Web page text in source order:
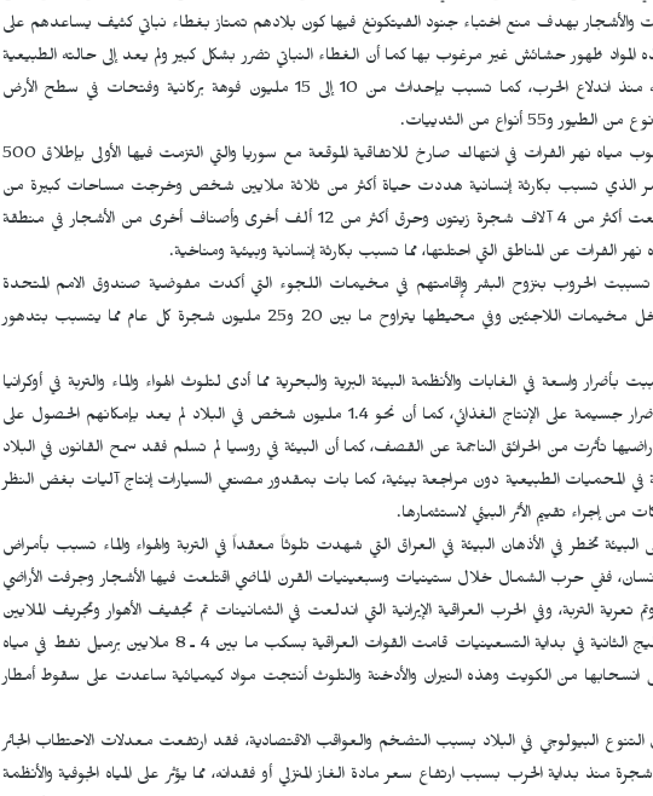
والأشجار بهدف منع اختباء جنود الفيتكونغ فيها كون بلادهم تمتاز بغطاء نباتي كثيف يساعدهم على
المواد ظهور حشائش غير مرغوب بها كما أن الغطاء النباتي تضرر بشكل كبير ولم يعد إلى حالته الطبيعية
على الرغم من مرور وقت لا بأس به منذ اندلاع الحرب، كما تسبب بإحداث من 10 إلى 15 مليون فوهة بركانية وفتحات في سطح الأرض
كما قامت تركيا بخفض معدل منسوب مياه نهر الفرات في انتهاك صارخ للاتفاقية الموقعة مع سوريا والتي التزمت فيها الأولى بإطلاق 500
الذي تسبب بكارثة إنسانية هددت حياة أكثر من ثلاثة ملايين شخص وخرجت مساحات كبيرة من
الأراضي الزراعية عن الخدمة، كما قطعت أكثر من 4 آلاف شجرة زيتون وحرق أكثر من 12 ألف أخرى وأصناف أخرى من الأشجار في منطقة
الفرات عن المناطق التي احتلتها، مما تسبب بكارثة إنسانية وبيئية ومناخية.
تسببت الحروب بنزوح البشر وإقامتهم في مخيمات اللجوء التي أكدت مفوضية صندوق الامم المتحدة
للبيئة أن عدد الأشجار المقطوعة داخل مخيمات اللاجئين وفي محيطها يتراوح ما بين 20 و25 مليون شجرة كل عام مما يتسبب بتدهور
بأضرار واسعة في الغابات والأنظمة البيئة البرية والبحرية مما أدى لتلوث الهواء والماء والتربة في أوكرانيا
بالمواد السامة هذا التلوث تسبب بأضرار جسيمة على الإنتاج الغذائي، كما أن نحو 1.4 مليون شخص في البلاد لم يعد بإمكانهم الحصول على
للشرب وأن 30% من أراضيها تأثرت من الحرائق الناجمة عن القصف، كما أن البيئة في روسيا لم تسلم فقد سمح القانون في البلاد
في المحميات الطبيعية دون مراجعة بيئية، كما بات بمقدور مصنعي السيارات إنتاج آليات بغض النظر
من إجراء تقييم الأثر البيئي لاستثمارها.
تخطر في الأذهان البيئة في العراق التي شهدت تلوثاً معقداً في التربة والهواء والماء تسبب بأمراض
ففي حرب الشمال خلال ستينيات وسبعينيات القرن الماضي اقتلعت فيها الأشجار وجرفت الأراضي
تعرية التربة، وفي الحرب العراقية الإيرانية التي اندلعت في الثمانينات تم تجفيف الأهوار وتجريف الملايين
من أشجار النخيل، أما في حرب الخليج الثانية في بداية التسعينيات قامت القوات العراقية بسكب ما بين 4 ـ 8 ملايين برميل نفط في مياه
بئراً للنفط قبل انسحابها من الكويت وهذه النيران والأدخنة والتلوث أنتجت مواد كيميائية ساعدت على سقوط أمطار
البيولوجي في البلاد بسبب التضخم والعواقب الاقتصادية، فقد ارتفعت معدلات الاحتطاب الجائر
بداية الحرب بسبب ارتفاع سعر مادة الغاز المنزلي أو فقدانه، مما يؤثر على المياه الجوفية والأنظمة